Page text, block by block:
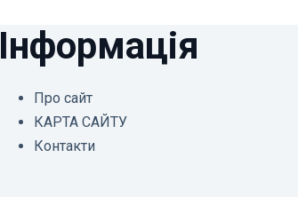
Інформація
Про сайт
КАРТА САЙТУ
Контакти